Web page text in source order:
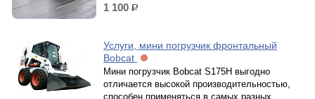
1 100 р.
Услуги, мини погрузчик фронтальный
Bobcat
Мини погрузчик Bobcat S175H выгодно
отличается высокой производительностью,
способен применяться в самых разных